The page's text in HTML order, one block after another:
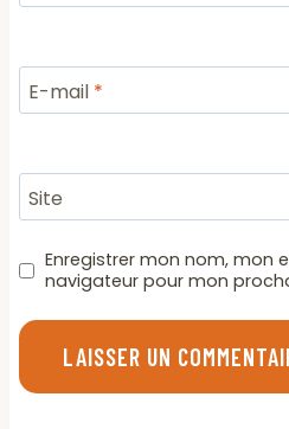
E-mail *
Site
Enregistrer mon nom, mon
navigateur pour mon